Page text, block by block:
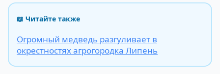
📖 Читайте также
Огромный медведь разгуливает в
окрестностях агрогородка Липень